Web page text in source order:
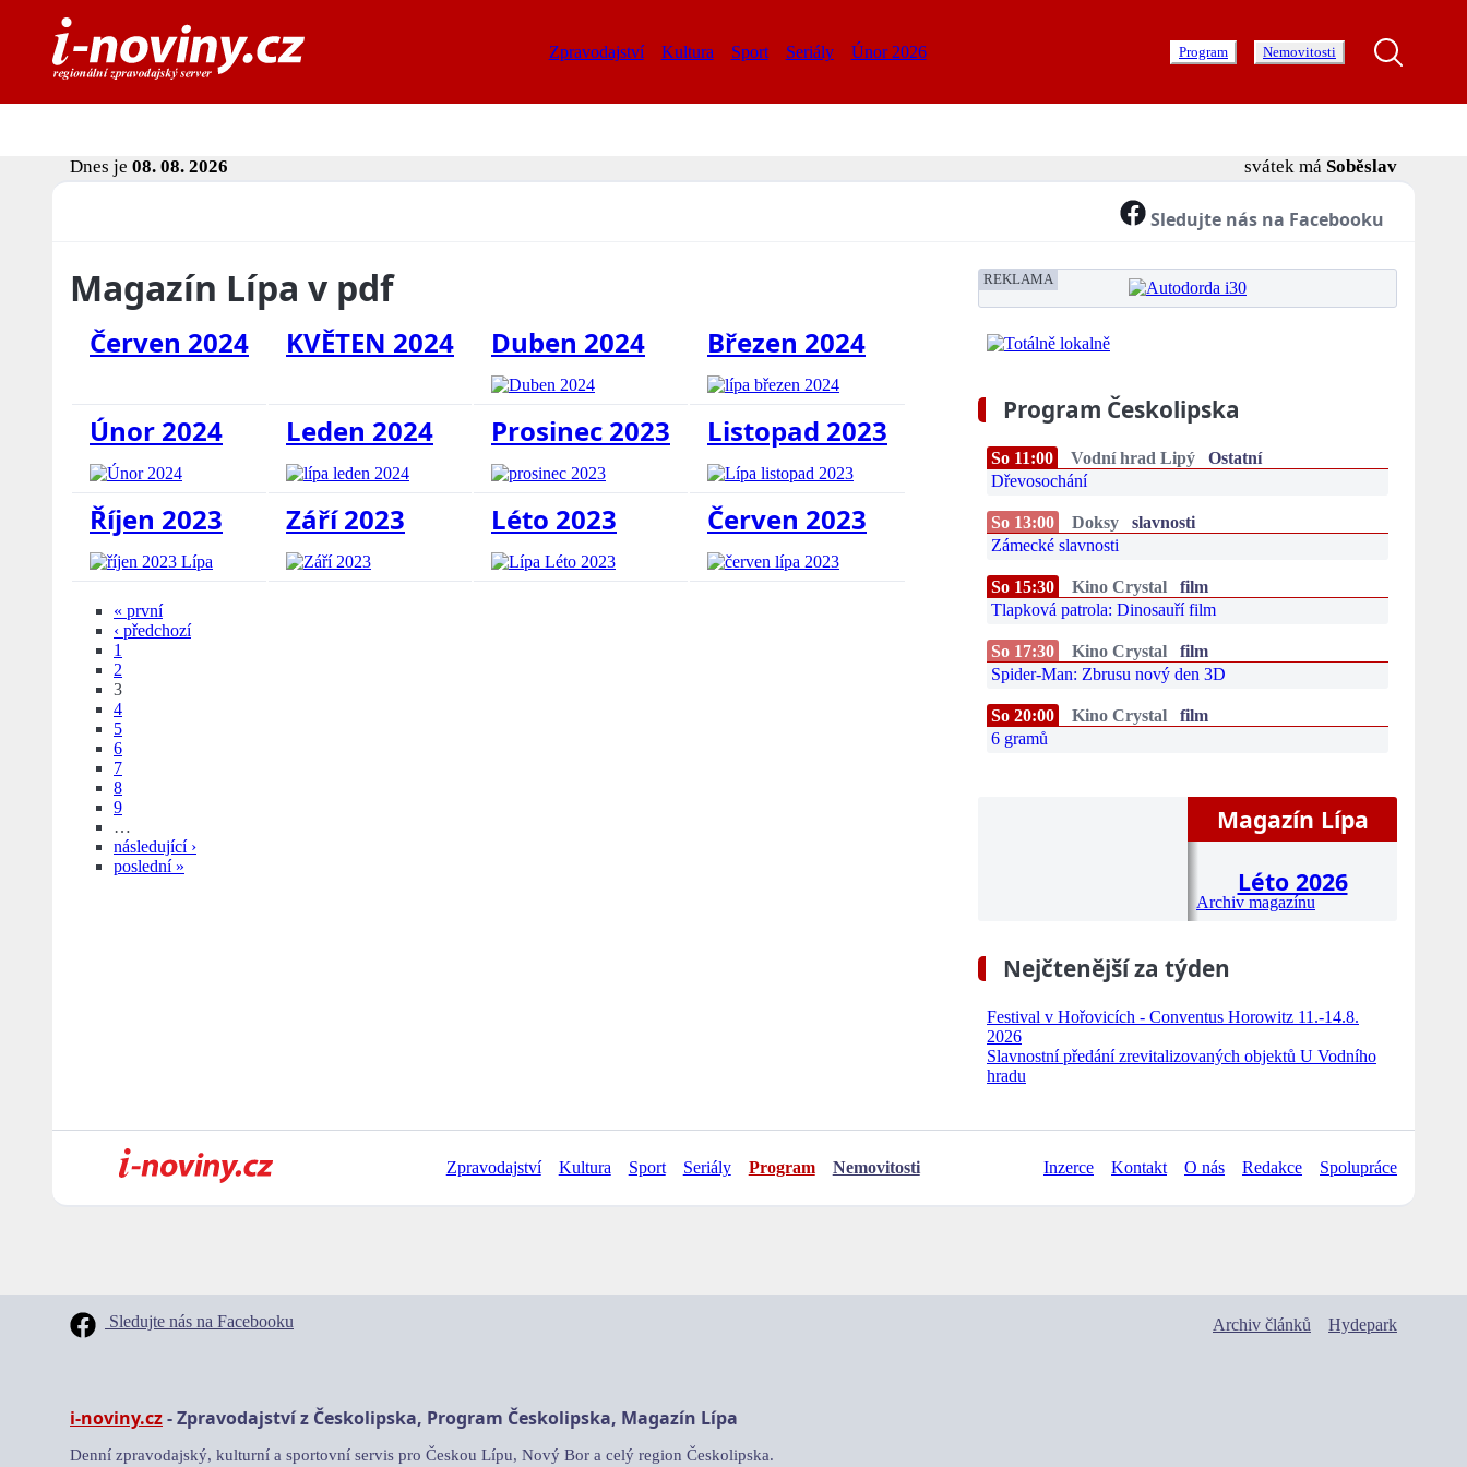
Zpravodajství Kultura Sport Seriály Únor 2026 Program Nemovitosti
Dnes je 08. 08. 2026 svátek má Soběslav
Sledujte nás na Facebooku
Magazín Lípa v pdf
Červen 2024 KVĚTEN 2024 Duben 2024 Březen 2024
Únor 2024 Leden 2024 Prosinec 2023 Listopad 2023
Říjen 2023 Září 2023 Léto 2023 Červen 2023
« první
‹ předchozí
1
2
3
4
5
6
7
8
9
…
následující ›
poslední »
REKLAMA
Program Českolipska
So 11:00 Vodní hrad Lipý
Ostatní
Dřevosochání
So 13:00 Doksy
slavnosti
Zámecké slavnosti
So 15:30 Kino Crystal
film
Tlapková patrola: Dinosauří film
So 17:30 Kino Crystal
film
Spider-Man: Zbrusu nový den 3D
So 20:00 Kino Crystal
film
6 gramů
Magazín Lípa
Léto 2026
Archiv magazínu
Nejčtenější za týden
Festival v Hořovicích - Conventus Horowitz 11.-14.8.
2026
Slavnostní předání zrevitalizovaných objektů U Vodního
hradu
Zpravodajství Kultura Sport Seriály Program Nemovitosti Inzerce Kontakt O nás Redakce Spolupráce
Sledujte nás na Facebooku Archiv článků Hydepark
i-noviny.cz- Zpravodajství z Českolipska, Program Českolipska, Magazín Lípa
Denní zpravodajský, kulturní a sportovní servis pro Českou Lípu, Nový Bor a celý region Českolipska.